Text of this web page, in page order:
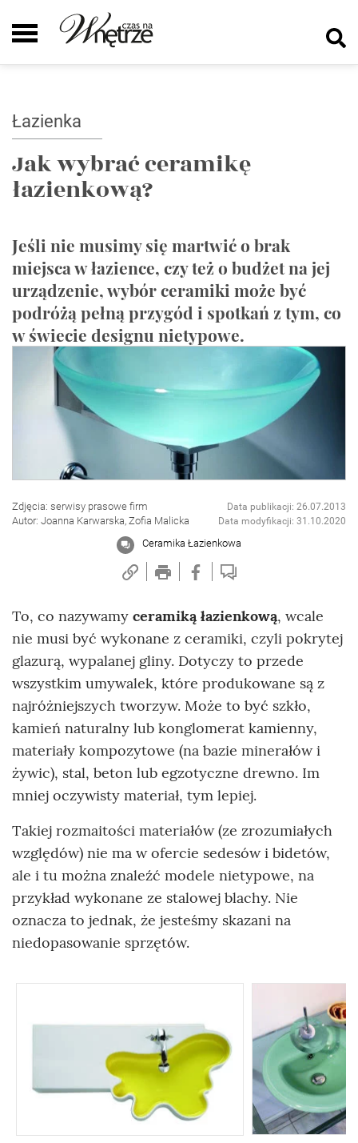
Łazienka
Jak wybrać ceramikę
łazienkową?
Jeśli nie musimy się martwić o brak
miejsca w łazience, czy też o budżet na jej
urządzenie, wybór ceramiki może być
podróżą pełną przygód i spotkań z tym, co
w świecie designu nietypowe.
Zdjęcia: serwisy prasowe firm
Autor: Joanna Karwarska, Zofia Malicka
Data publikacji: 26.07.2013
Data modyfikacji: 31.10.2020
Ceramika Łazienkowa
To, co nazywamy ceramiką łazienkową, wcale
nie musi być wykonane z ceramiki, czyli pokrytej
glazurą, wypalanej gliny. Dotyczy to przede
wszystkim umywalek, które produkowane są z
najróżniejszych tworzyw. Może to być szkło,
kamień naturalny lub konglomerat kamienny,
materiały kompozytowe (na bazie minerałów i
żywic), stal, beton lub egzotyczne drewno. Im
mniej oczywisty materiał, tym lepiej.
Takiej rozmaitości materiałów (ze zrozumiałych
względów) nie ma w ofercie sedesów i bidetów,
ale i tu można znaleźć modele nietypowe, na
przykład wykonane ze stalowej blachy. Nie
oznacza to jednak, że jesteśmy skazani na
niedopasowanie sprzętów.